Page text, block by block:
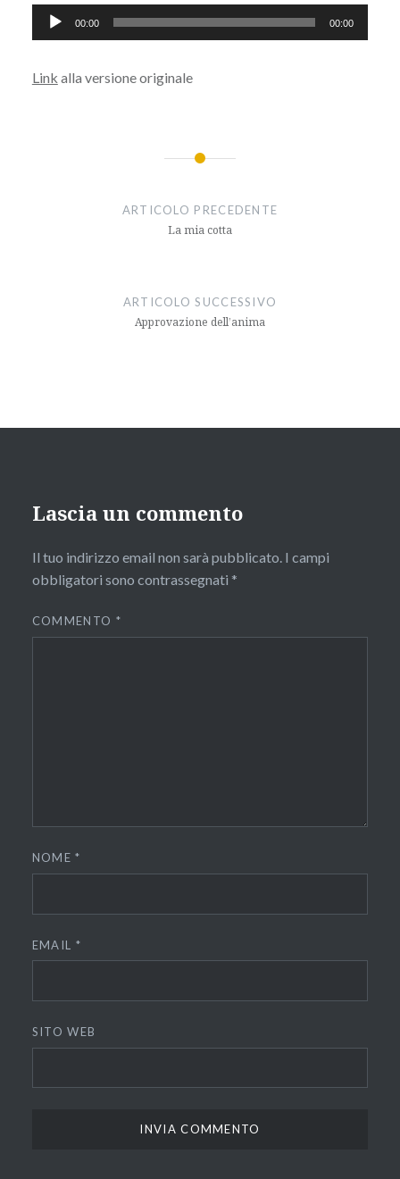
Audio
Player
00:00 00:00
Link alla versione originale
ARTICOLO PRECEDENTE
La mia cotta
ARTICOLO SUCCESSIVO
Approvazione dell’anima
Lascia un commento
Il tuo indirizzo email non sarà pubblicato. I campi
obbligatori sono contrassegnati *
COMMENTO *
NOME*
EMAIL *
SITO WEB